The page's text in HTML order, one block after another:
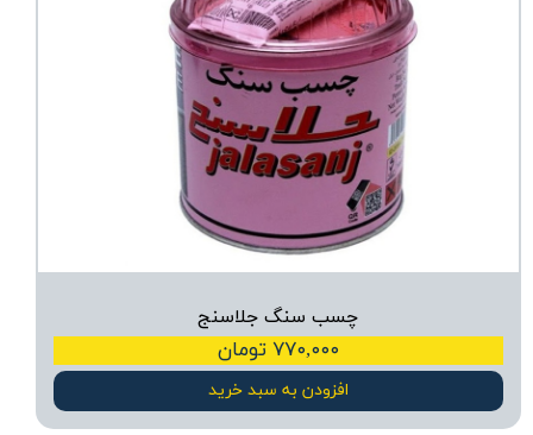
چسب سنگ جلاسنج
۷۷۰,۰۰۰ تومان
افزودن به سبد خرید